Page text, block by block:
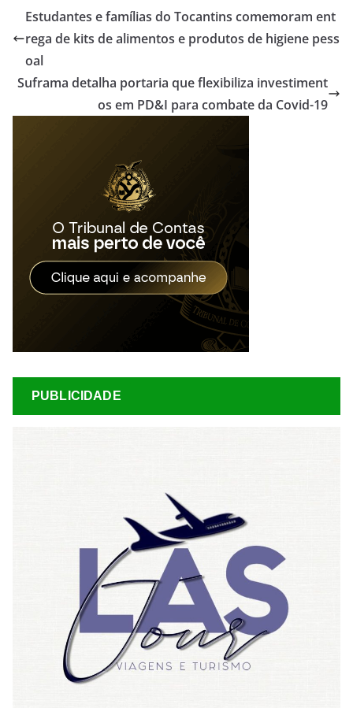
Estudantes e famílias do Tocantins comemoram ent
rega de kits de alimentos e produtos de higiene pess
oal
Suframa detalha portaria que flexibiliza investiment
os em PD&I para combate da Covid-19
PUBLICIDADE